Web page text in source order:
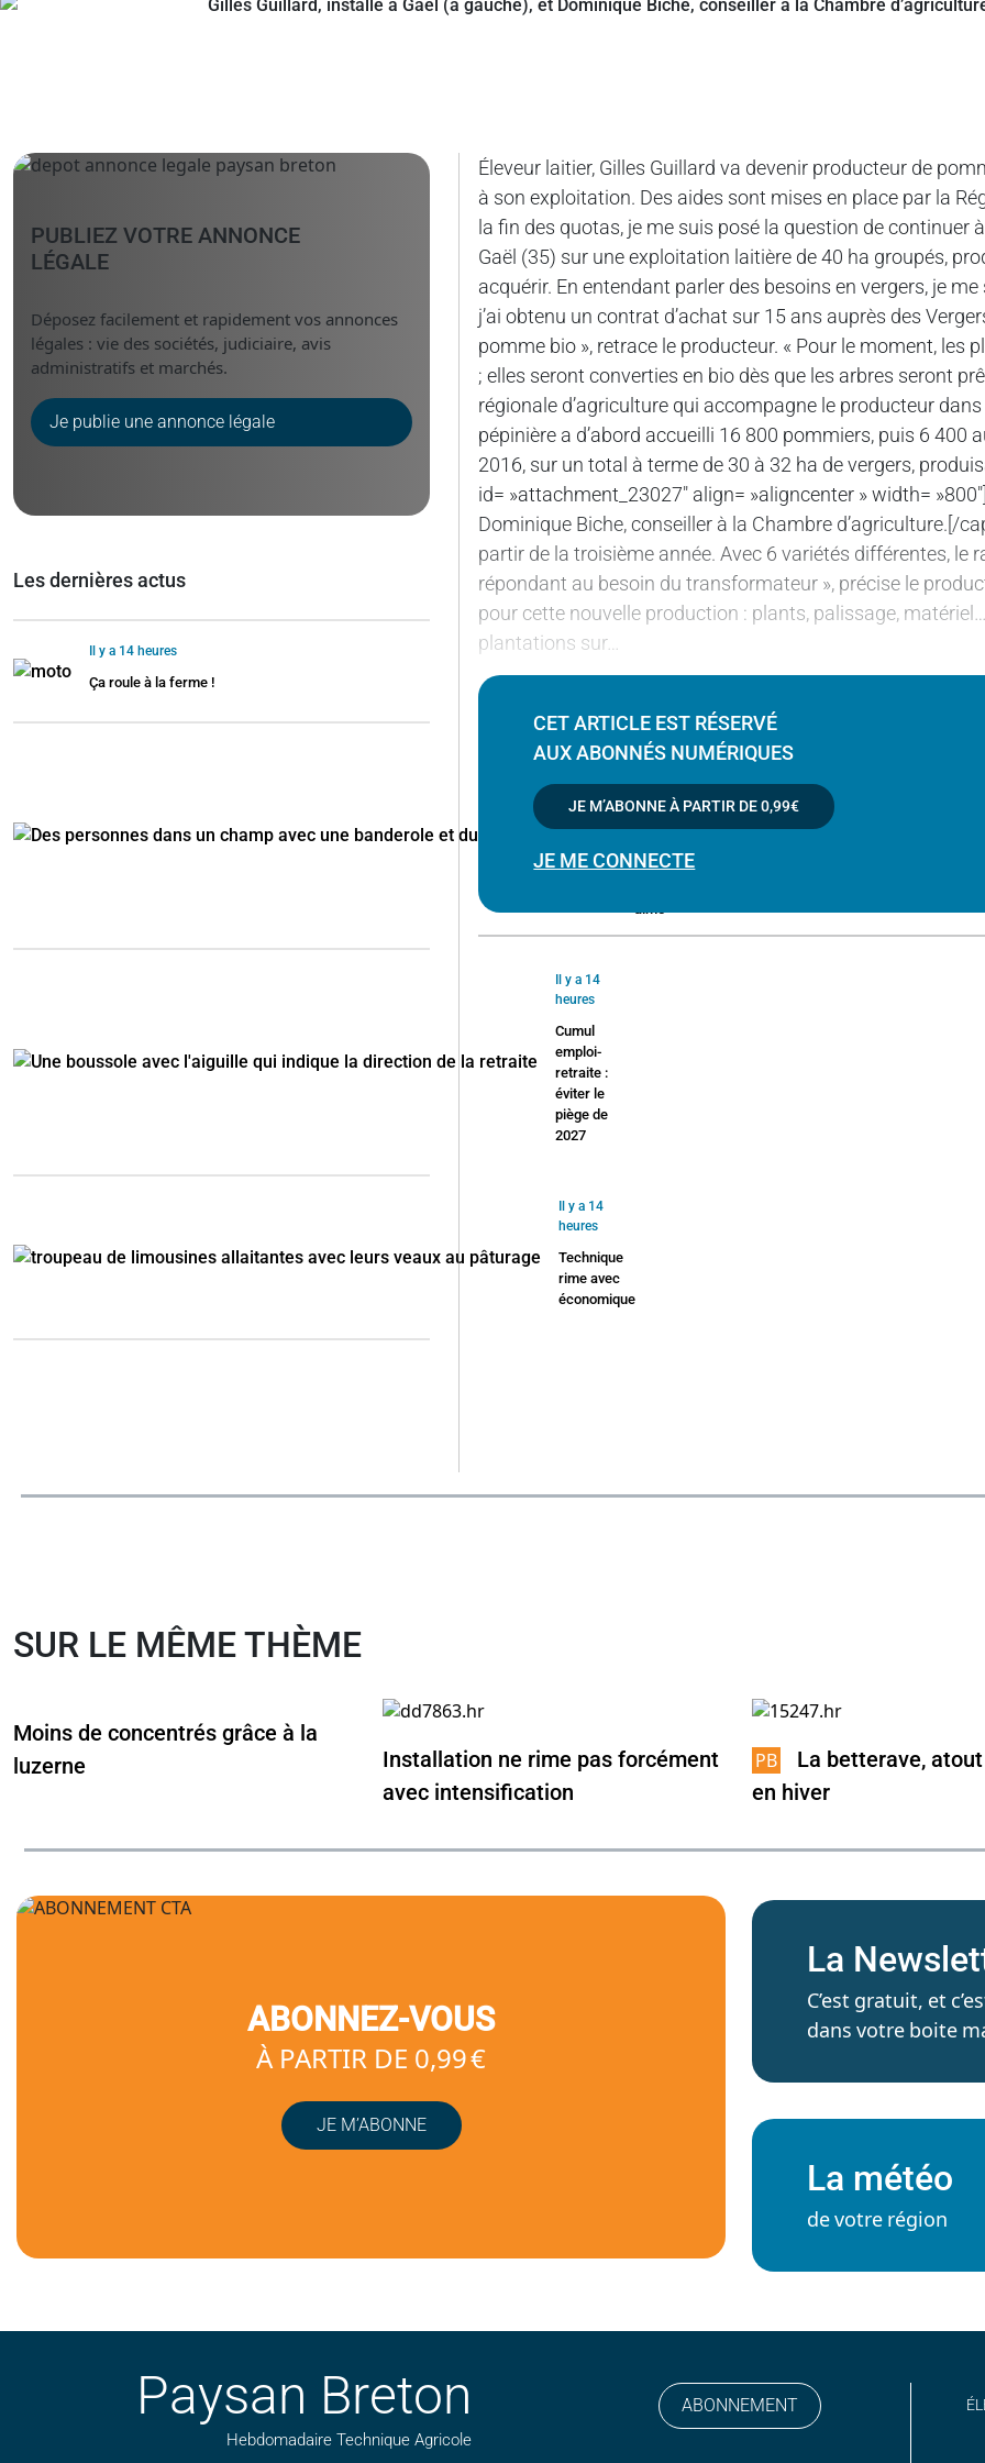
Éleveur laitier, Gilles Guillard va devenir producteur de
à son exploitation. Des aides sont mises en place par la
la fin des quotas, je me suis posé la question de continuer
Gaël (35) sur une exploitation laitière de 40 ha groupés,
acquérir. En entendant parler des besoins en vergers, je
j’ai obtenu un contrat d’achat sur 15 ans auprès des
pomme bio », retrace le producteur. « Pour le moment,
; elles seront converties en bio dès que les arbres seront
régionale d’agriculture qui accompagne le producteur
pépinière a d’abord accueilli 16 800 pommiers, puis 6
2016, sur un total à terme de 30 à 32 ha de vergers,
id= »attachment_23027″ align= »aligncenter » width=
Dominique Biche, conseiller à la Chambre d’agriculture.[/
partir de la troisième année. Avec 6 variétés différentes,
répondant au besoin du transformateur », précise le
pour cette nouvelle production : plants, palissage,
plantations sur…
CET ARTICLE EST RÉSERVÉ
AUX ABONNÉS NUMÉRIQUES
JE M’ABONNE À PARTIR DE0,99€
JE ME CONNECTE
PUBLIEZ VOTRE ANNONCE
LÉGALE
Déposez facilement et rapidement vos annonces
légales : vie des sociétés, judiciaire, avis
administratifs et marchés.
Je publie une annonce légale
Les dernières actus
Il y a 14 heures
Ça roule à la ferme !
Il y a 14
Garder
que
Il y a 14
heures
Cumul
emploi-
retraite :
éviter le
piège de
2027
Il y a 14
heures
Technique
rime avec
économique
SUR LE MÊME THÈME
Moins de concentrés grâce à la
luzerne
Installation ne rime pas forcément
avec intensification
La betterave,
en hiver
ABONNEZ-VOUS
À PARTIR DE 0,99 €
JE M’ABONNE
La
C’est gratuit, et
dans votre boite
La météo
de votre région
Paysan Breton
Hebdomadaire Technique Agricole
ABONNEMENT